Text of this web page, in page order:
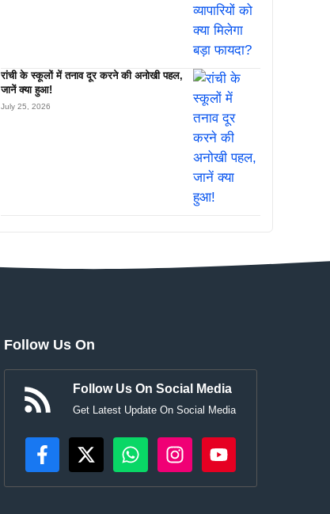
रांची के स्कूलों में तनाव दूर करने की अनोखी पहल,
जानें क्या हुआ!
July 25, 2026
Follow Us On
Follow Us On Social Media
Get Latest Update On Social Media